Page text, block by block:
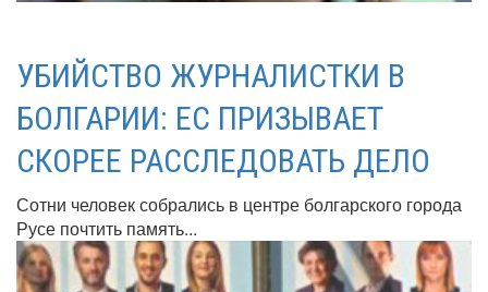
УБИЙСТВО ЖУРНАЛИСТКИ В
БОЛГАРИИ: ЕС ПРИЗЫВАЕТ
СКОРЕЕ РАССЛЕДОВАТЬ ДЕЛО
Сотни человек собрались в центре болгарского города
Русе почтить память...